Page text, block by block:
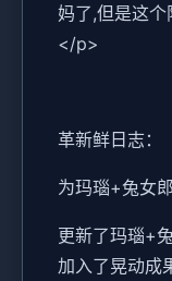
妈了,但是这
</p>
革新鲜日志：
为玛瑙+兔女
更新了玛瑙+
加入了晃动成